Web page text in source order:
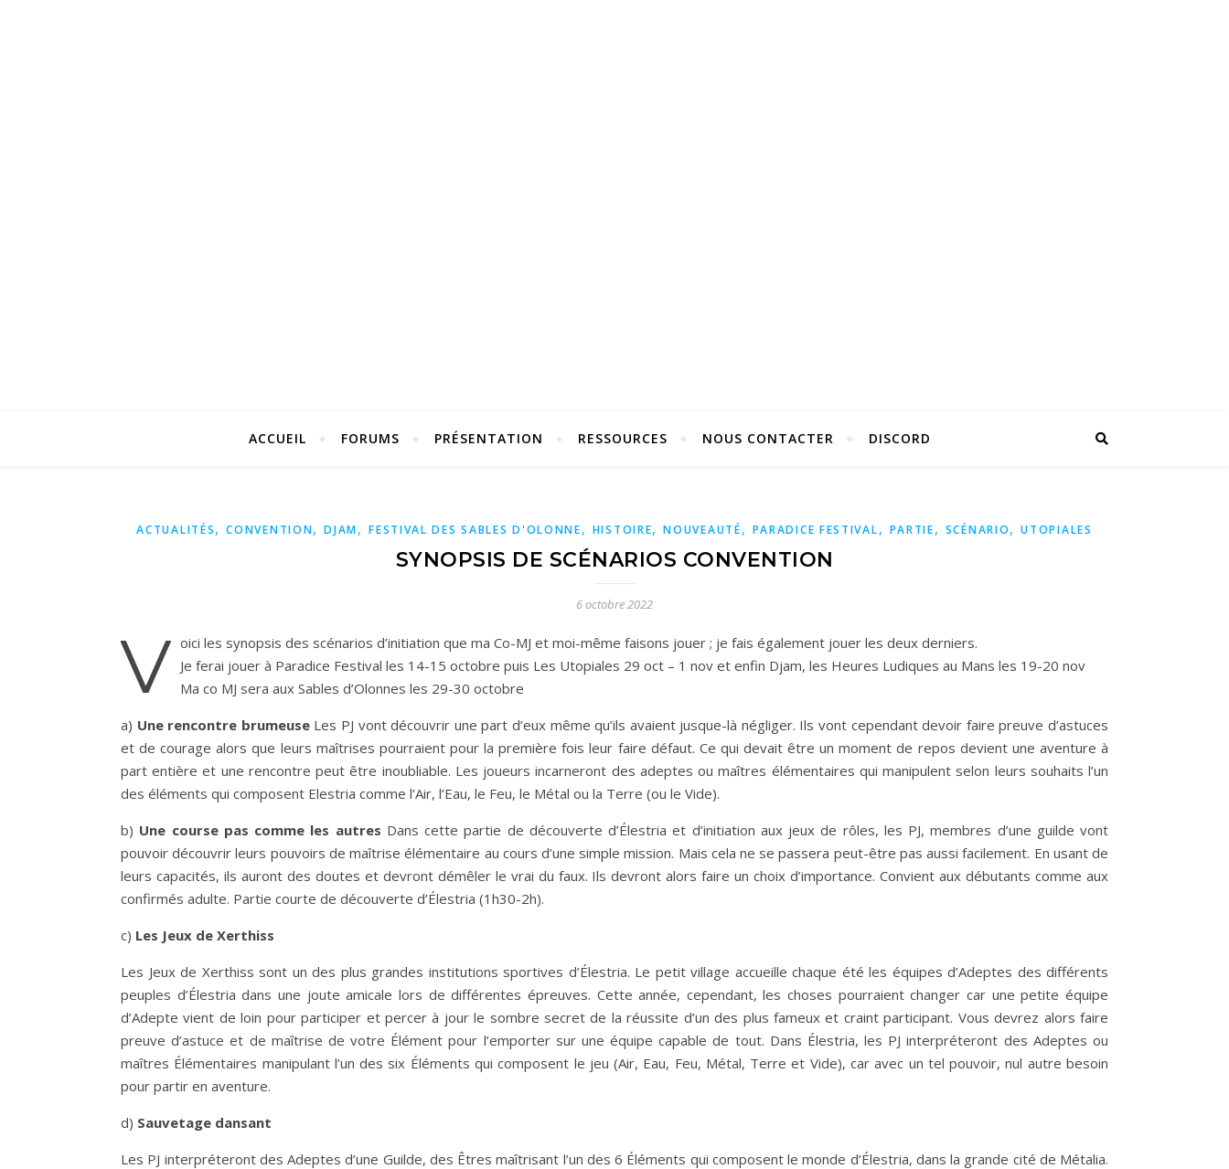
ACCUEIL FORUMS PRÉSENTATION RESSOURCES NOUS CONTACTER DISCORD
ACTUALITÉS,CONVENTION,DJAM,FESTIVAL DES SABLES D'OLONNE, HISTOIRE,NOUVEAUTÉ, PARADICE FESTIVAL, PARTIE, SCÉNARIO,UTOPIALES
SYNOPSIS DE SCÉNARIOS CONVENTION
6 octobre 2022
V oici les synopsis des scénarios d’initiation que ma Co-MJ et moi-même faisons jouer ; je fais également jouer les deux derniers.
Je ferai jouer à Paradice Festival les 14-15 octobre puis Les Utopiales 29 oct – 1 nov et enfin Djam, les Heures Ludiques au Mans les 19-20 nov
Ma co MJ sera aux Sables d’Olonnes les 29-30 octobre
a) Une rencontre brumeuseLes PJ vont découvrir une part d’eux même qu’ils avaient jusque-là négliger. Ils vont cependant devoir faire preuve d’astuces
et de courage alors que leurs maîtrises pourraient pour la première fois leur faire défaut. Ce qui devait être un moment de repos devient une aventure à
part entière et une rencontre peut être inoubliable. Les joueurs incarneront des adeptes ou maîtres élémentaires qui manipulent selon leurs souhaits l’un
des éléments qui composent Elestria comme l’Air, l’Eau, le Feu, le Métal ou la Terre (ou le Vide).
b) Une course pas comme les autres Dans cette partie de découverte d’Élestria et d’initiation aux jeux de rôles, les PJ, membres d’une guilde vont
pouvoir découvrir leurs pouvoirs de maîtrise élémentaire au cours d’une simple mission. Mais cela ne se passera peut-être pas aussi facilement. En usant de
leurs capacités, ils auront des doutes et devront démêler le vrai du faux. Ils devront alors faire un choix d’importance. Convient aux débutants comme aux
confirmés adulte. Partie courte de découverte d’Élestria (1h30-2h).
c) Les Jeux de Xerthiss
Les Jeux de Xerthiss sont un des plus grandes institutions sportives d’Élestria. Le petit village accueille chaque été les équipes d’Adeptes des différents
peuples d’Élestria dans une joute amicale lors de différentes épreuves. Cette année, cependant, les choses pourraient changer car une petite équipe
d’Adepte vient de loin pour participer et percer à jour le sombre secret de la réussite d’un des plus fameux et craint participant. Vous devrez alors faire
preuve d’astuce et de maîtrise de votre Élément pour l’emporter sur une équipe capable de tout. Dans Élestria, les PJ interpréteront des Adeptes ou
maîtres Élémentaires manipulant l’un des six Éléments qui composent le jeu (Air, Eau, Feu, Métal, Terre et Vide), car avec un tel pouvoir, nul autre besoin
pour partir en aventure.
d) Sauvetage dansant
Les PJ interpréteront des Adeptes d’une Guilde, des Êtres maîtrisant l’un des 6 Éléments qui composent le monde d’Élestria, dans la grande cité de Métalia.